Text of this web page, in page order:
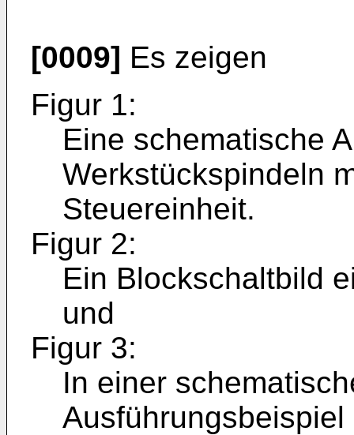
[0009] Es zeigen
Figur 1:
Eine schematische
Werkstückspindeln
Steuereinheit.
Figur 2:
Ein Blockschaltbild
und
Figur 3:
In einer